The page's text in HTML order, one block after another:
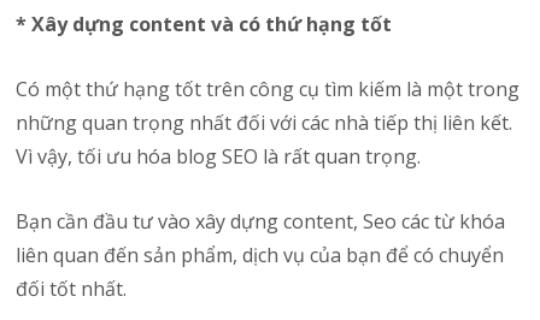
* Xây dựng content và có thứ hạng tốt
Có một thứ hạng tốt trên công cụ tìm kiếm là một trong
những quan trọng nhất đối với các nhà tiếp thị liên kết.
Vì vậy, tối ưu hóa blog SEO là rất quan trọng.
Bạn cần đầu tư vào xây dựng content, Seo các từ khóa
liên quan đến sản phẩm, dịch vụ của bạn để có chuyển
đối tốt nhất.